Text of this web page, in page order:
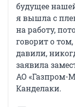
будущее
я вышла с
на работу,
говорит о
давили,
заявила
АО «Газпром-
Канделаки.